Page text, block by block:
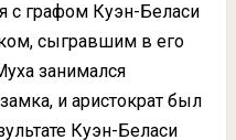
с графом Куэн-Беласи
сыгравшим в его
занимался
и аристократ был
Куэн-Беласи